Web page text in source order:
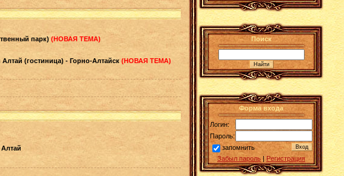
парк) (НОВАЯ ТЕМА)
(гостиница) - Горно-Алтайск (НОВАЯ ТЕМА)
Поиск
Форма входа
Логин:
Пароль:
запомнить
Забыл пароль | Регистрация